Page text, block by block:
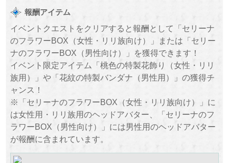
報酬アイテム
イベントクエストをクリアすると報酬として「セリーナ
のフラワーBOX（女性・リリ族向け）」または「セリー
ナのフラワーBOX（男性向け）」を獲得できます！
イベント限定アイテム「桃色の特製花飾り（女性・リリ
族用）」や「花紋の特製バンダナ（男性用）」の獲得チ
ャンス！
※「セリーナのフラワーBOX（女性・リリ族向け）」に
は女性用・リリ族用のヘッドアバター、「セリーナのフ
ラワーBOX（男性向け）」には男性用のヘッドアバター
が報酬に含まれています。